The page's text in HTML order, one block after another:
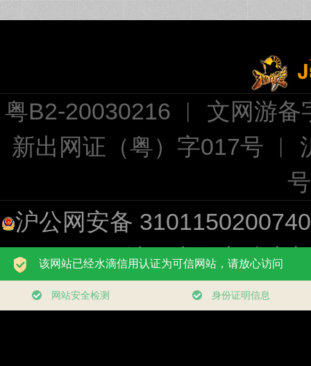
粤B2-20030216 ︱ 文网游
新出网证（粤）字017号 ︱
沪公网安备
址：上海市浦东